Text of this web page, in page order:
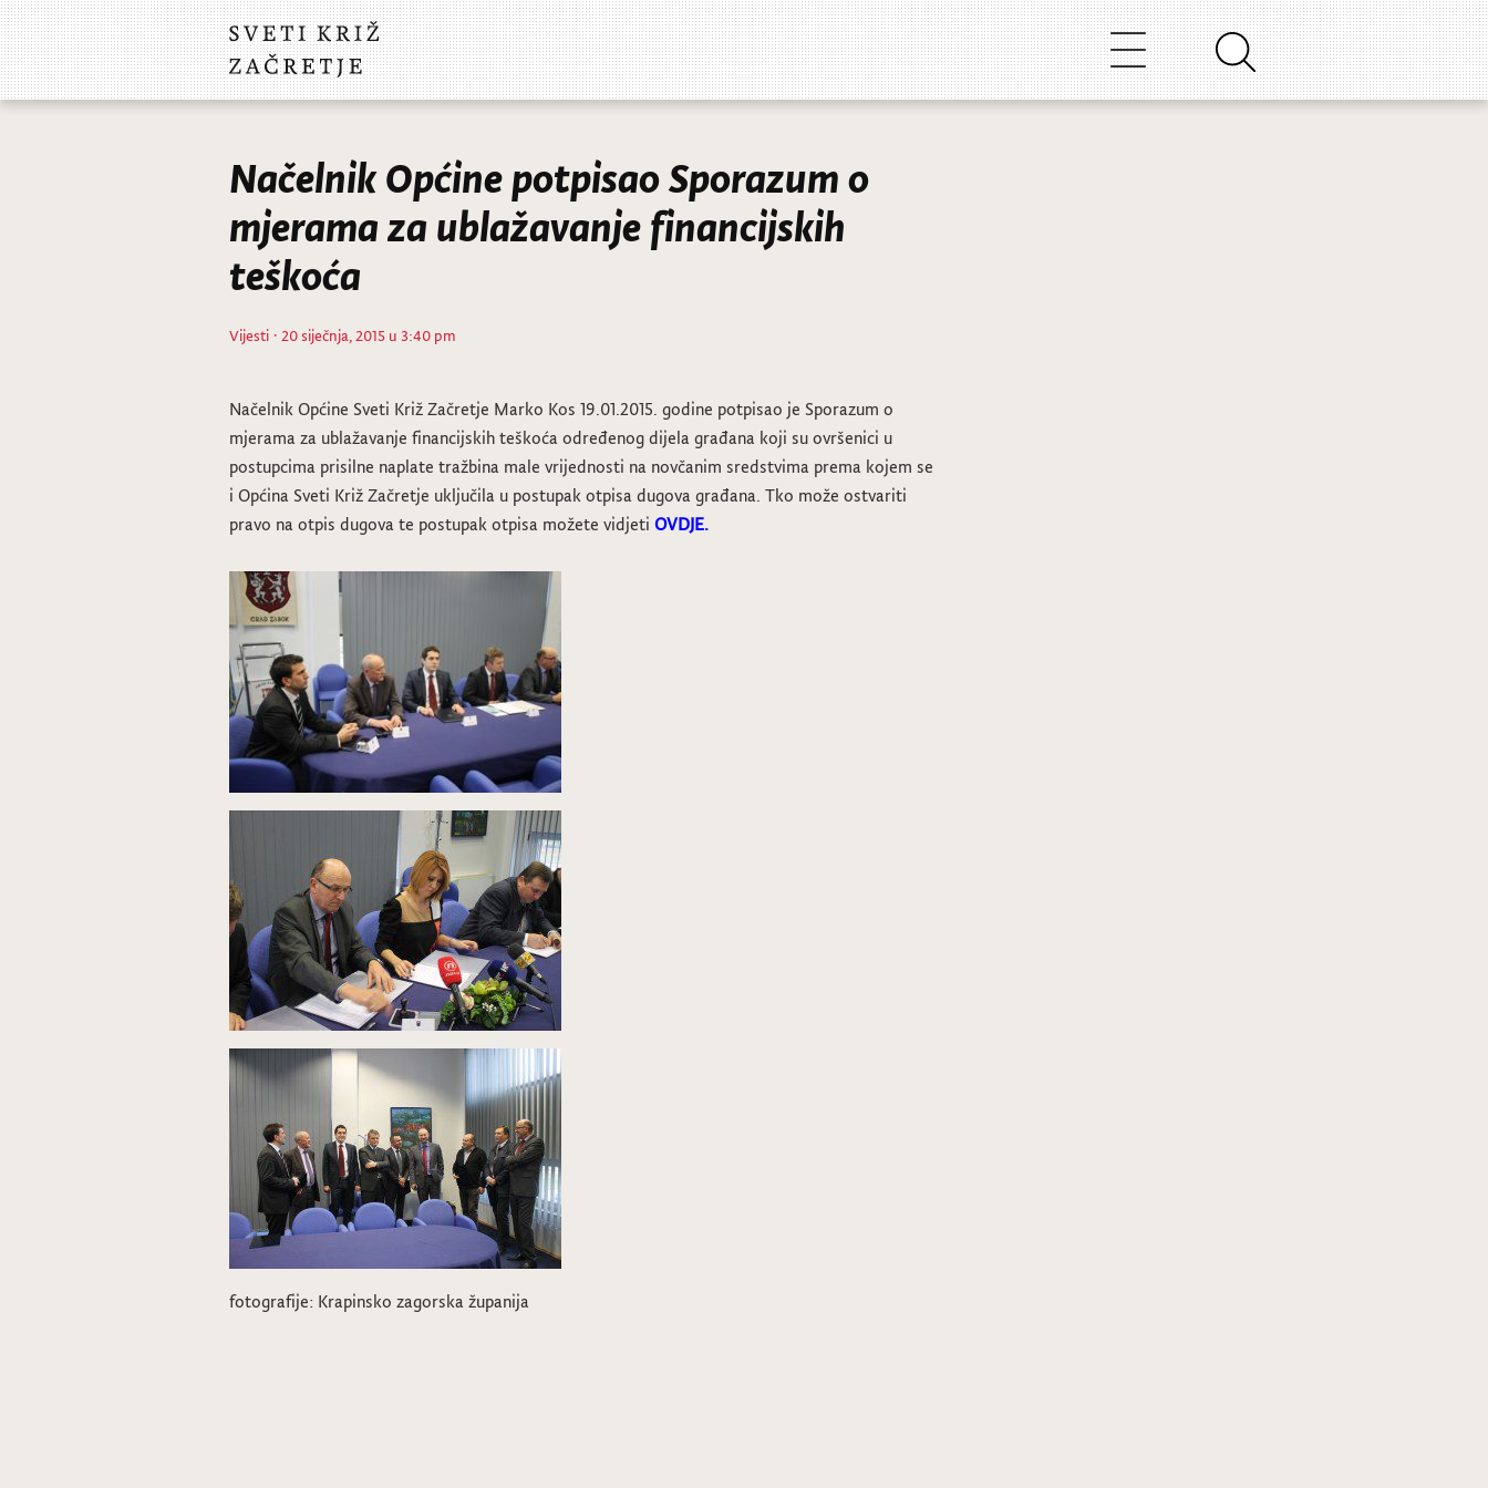
Načelnik Općine potpisao Sporazum o
mjerama za ublažavanje financijskih
teškoća
Vijesti · 20 siječnja, 2015 u 3:40 pm
Načelnik Općine Sveti Križ Začretje Marko Kos 19.01.2015. godine potpisao je Sporazum o
mjerama za ublažavanje financijskih teškoća određenog dijela građana koji su ovršenici u
postupcima prisilne naplate tražbina male vrijednosti na novčanim sredstvima prema kojem se
i Općina Sveti Križ Začretje uključila u postupak otpisa dugova građana. Tko može ostvariti
pravo na otpis dugova te postupak otpisa možete vidjeti OVDJE.
fotografije: Krapinsko zagorska županija